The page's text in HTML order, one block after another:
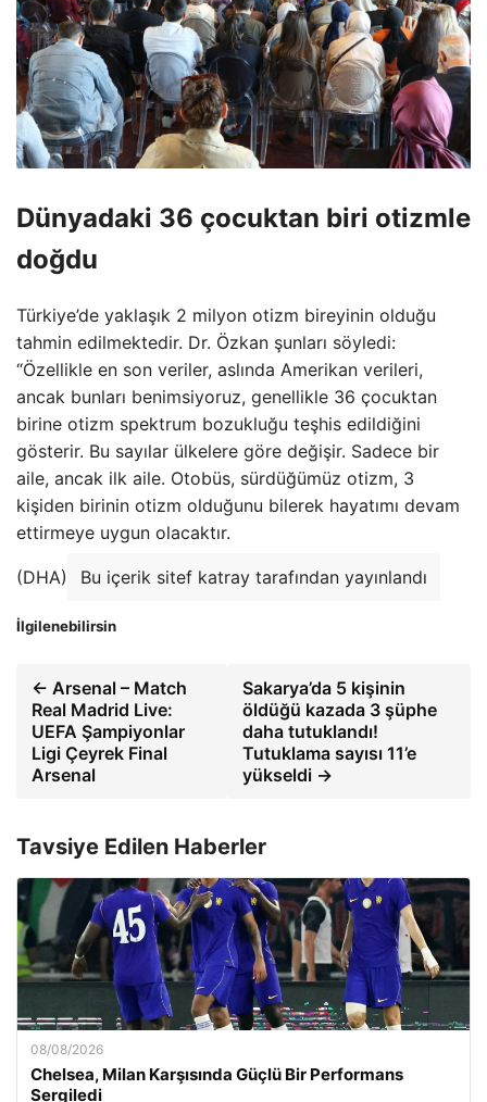
Dünyadaki 36 çocuktan biri otizmle
doğdu
Türkiye’de yaklaşık 2 milyon otizm bireyinin olduğu
tahmin edilmektedir. Dr. Özkan şunları söyledi:
“Özellikle en son veriler, aslında Amerikan verileri,
ancak bunları benimsiyoruz, genellikle 36 çocuktan
birine otizm spektrum bozukluğu teşhis edildiğini
gösterir. Bu sayılar ülkelere göre değişir. Sadece bir
aile, ancak ilk aile. Otobüs, sürdüğümüz otizm, 3
kişiden birinin otizm olduğunu bilerek hayatımı devam
ettirmeye uygun olacaktır.
(DHA) Bu içerik sitef katray tarafından yayınlandı
İlgilenebilirsin
← Arsenal – Match
Real Madrid Live:
UEFA Şampiyonlar
Ligi Çeyrek Final
Arsenal
Sakarya’da 5 kişinin
öldüğü kazada 3 şüphe
daha tutuklandı!
Tutuklama sayısı 11’e
yükseldi →
Tavsiye Edilen Haberler
08/08/2026
Chelsea, Milan Karşısında Güçlü Bir Performans
Sergiledi